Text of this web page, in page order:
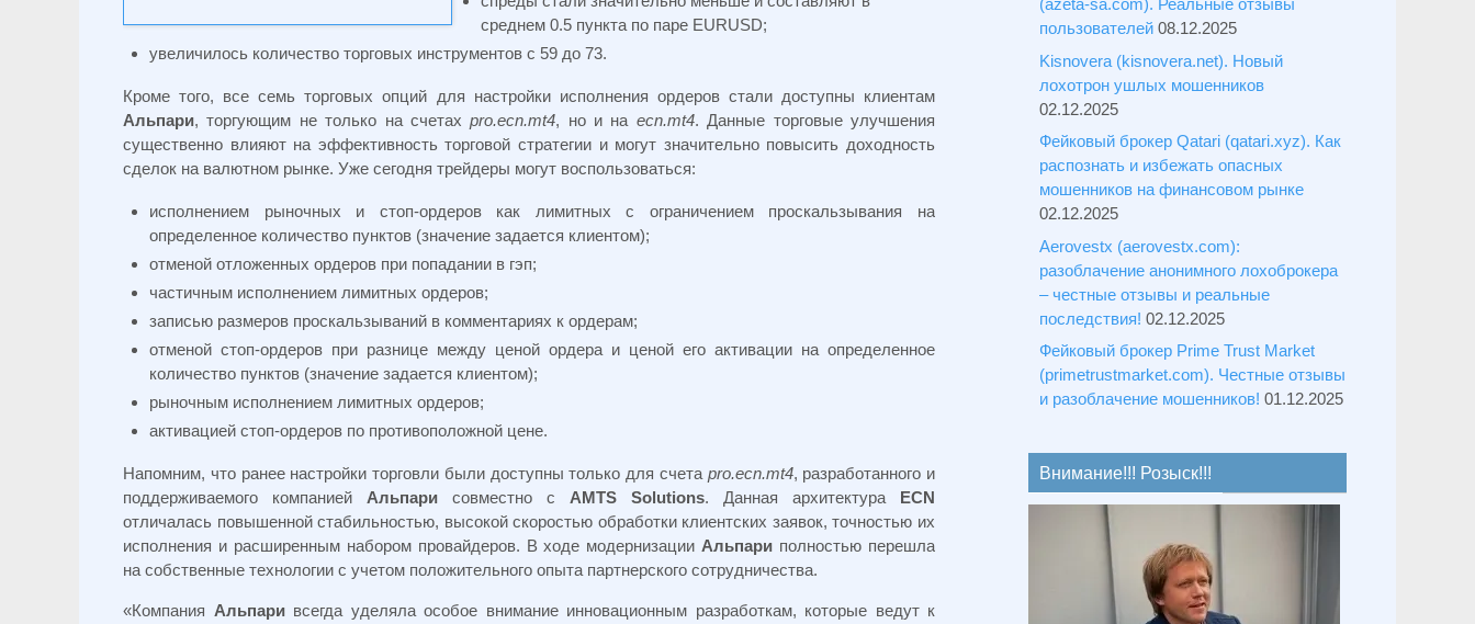
среднем 0.5 пункта по паре EURUSD;
увеличилось количество торговых инструментов с 59 до 73.
Кроме того, все семь торговых опций для настройки исполнения ордеров стали доступны клиентам
Альпари, торгующим не только на счетахpro.ecn.mt4, но и на ecn.mt4. Данные торговые улучшения
существенно влияют на эффективность торговой стратегии и могут значительно повысить доходность
сделок на валютном рынке. Уже сегодня трейдеры могут воспользоваться:
исполнением рыночных и стоп-ордеров как лимитных с ограничением проскальзывания на
определенное количество пунктов (значение задается клиентом);
отменой отложенных ордеров при попадании в гэп;
частичным исполнением лимитных ордеров;
записью размеров проскальзываний в комментариях к ордерам;
отменой стоп-ордеров при разнице между ценой ордера и ценой его активации на определенное
количество пунктов (значение задается клиентом);
рыночным исполнением лимитных ордеров;
активацией стоп-ордеров по противоположной цене.
Напомним, что ранее настройки торговли были доступны только для счета pro.ecn.mt4, разработанного и
поддерживаемого компанией Альпари совместно с AMTS Solutions. Данная архитектура ECN
отличалась повышенной стабильностью, высокой скоростью обработки клиентских заявок, точностью их
исполнения и расширенным набором провайдеров. В ходе модернизации Альпари полностью перешла
на собственные технологии с учетом положительного опыта партнерского сотрудничества.
«Компания Альпаривсегда уделяла особое внимание инновационным разработкам, которые ведут к
(azeta-sa.com). Реальные отзывы
пользователей 08.12.2025
Kisnovera (kisnovera.net). Новый
лохотрон ушлых мошенников
02.12.2025
Фейковый брокер Qatari (qatari.xyz). Как
распознать и избежать опасных
мошенников на финансовом рынке
02.12.2025
Aerovestx (aerovestx.com):
разоблачение анонимного лохоброкера
– честные отзывы и реальные
последствия! 02.12.2025
Фейковый брокер Prime Trust Market
(primetrustmarket.com). Честные отзывы
и разоблачение мошенников! 01.12.2025
Внимание!!! Розыск!!!